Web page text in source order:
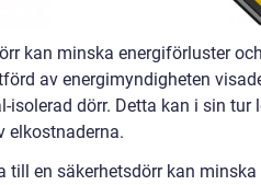
kan minska energiförluster
av energimyndigheten
isolerad dörr. Detta kan i sin
elkostnaderna.
en säkerhetsdörr kan